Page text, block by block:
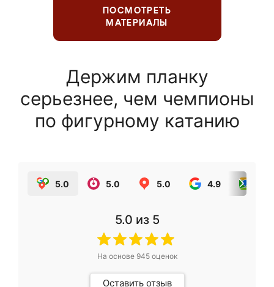
ПОСМОТРЕТЬ
МАТЕРИАЛЫ
Держим планку
серьезнее, чем чемпионы
по фигурному катанию
5.0 5.0 5.0 4.9
5.0 из 5
На основе 945оценок
Оставить отзыв